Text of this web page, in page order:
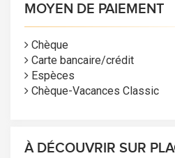
MOYEN DE PAIEMENT
Chèque
Carte bancaire/crédit
Espèces
Chèque-Vacances Classic
À DÉCOUVRIR SUR